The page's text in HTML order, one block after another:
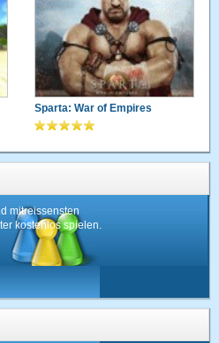
Sparta: War of Empires
mitreissensten
kostenlos spielen.